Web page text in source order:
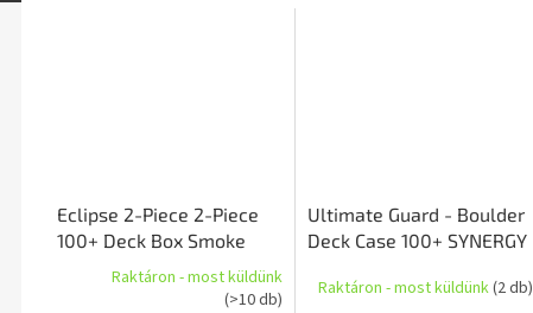
Eclipse 2-Piece 2-Piece
100+ Deck Box Smoke
Raktáron - most küldünk
(>10 db)
Ultimate Guard - Boulder
Deck Case 100+ SYNERGY
Raktáron - most küldünk(2 db)